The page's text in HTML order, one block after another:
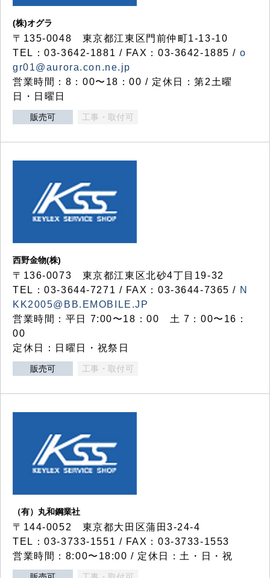
(株)オグラ
〒135-0048 東京都江東区門前仲町1-13-10
TEL：03-3642-1881 / FAX：03-3642-1885 / o
gr01@aurora.con.ne.jp
営業時間：8：00〜18：00 / 定休日：第2土曜
日・日曜日
販売可 工事・取付可
西野金物(株)
〒136-0073 東京都江東区北砂4丁目19-32
TEL：03‐3644‐7271 / FAX：03-3644-7365 / N
KK2005@BB.EMOBILE.JP
営業時間：平日 7:00〜18：00 土 7：00〜16：
00
定休日：日曜日・祝祭日
販売可 工事・取付可
（有）丸和鋼業社
〒144-0052 東京都大田区蒲田3-24-4
TEL：03-3733-1551 / FAX：03-3733-1553
営業時間：8:00〜18:00 / 定休日：土・日・祝